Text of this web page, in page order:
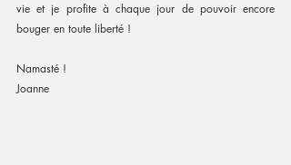
vie et je profite à chaque jour de pouvoir encore
bouger en toute liberté !
Namasté !
Joanne